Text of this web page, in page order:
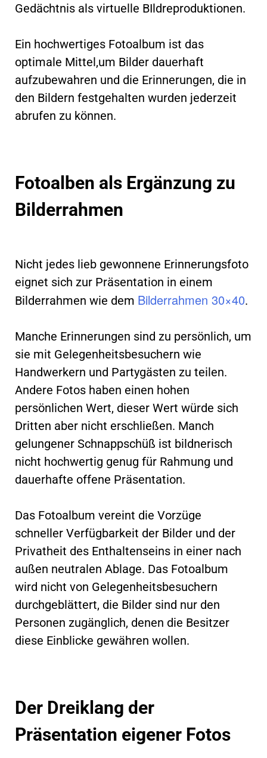
Gedächtnis als virtuelle BIldreproduktionen.
Ein hochwertiges Fotoalbum ist das
optimale Mittel,um Bilder dauerhaft
aufzubewahren und die Erinnerungen, die in
den Bildern festgehalten wurden jederzeit
abrufen zu können.
Fotoalben als Ergänzung zu
Bilderrahmen
Nicht jedes lieb gewonnene Erinnerungsfoto
eignet sich zur Präsentation in einem
Bilderrahmen wie dem Bilderrahmen 30×40.
Manche Erinnerungen sind zu persönlich, um
sie mit Gelegenheitsbesuchern wie
Handwerkern und Partygästen zu teilen.
Andere Fotos haben einen hohen
persönlichen Wert, dieser Wert würde sich
Dritten aber nicht erschließen. Manch
gelungener Schnappschüß ist bildnerisch
nicht hochwertig genug für Rahmung und
dauerhafte offene Präsentation.
Das Fotoalbum vereint die Vorzüge
schneller Verfügbarkeit der Bilder und der
Privatheit des Enthaltenseins in einer nach
außen neutralen Ablage. Das Fotoalbum
wird nicht von Gelegenheitsbesuchern
durchgeblättert, die Bilder sind nur den
Personen zugänglich, denen die Besitzer
diese Einblicke gewähren wollen.
Der Dreiklang der
Präsentation eigener Fotos